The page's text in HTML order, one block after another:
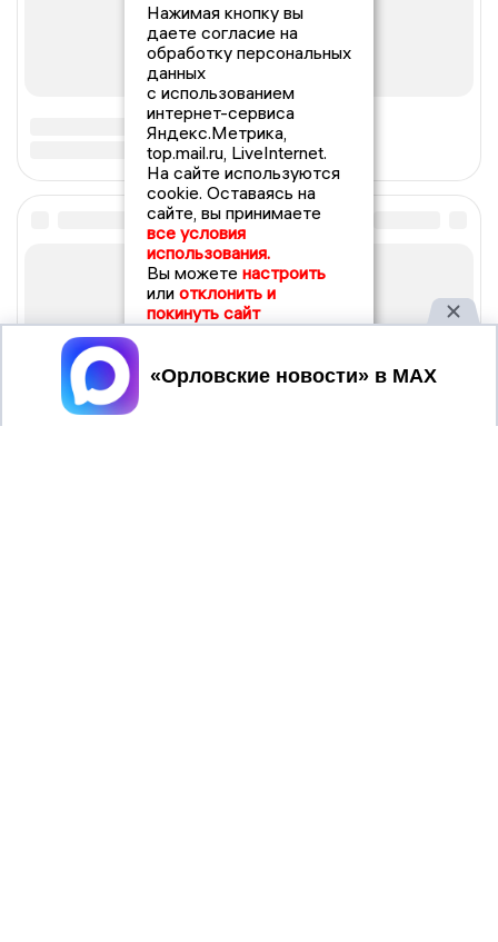
Нажимая кнопку вы
даете согласие на
обработку персональных
данных
с использованием
интернет-сервиса
Яндекс.Метрика,
top.mail.ru, LiveInternet.
На сайте используются
cookie. Оставаясь на
сайте, вы принимаете
все условия
использования.
Вы можете настроить
или отклонить и
покинуть сайт
Принять